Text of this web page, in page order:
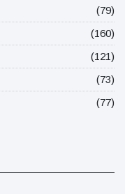
(79)
(160)
(121)
(73)
(77)